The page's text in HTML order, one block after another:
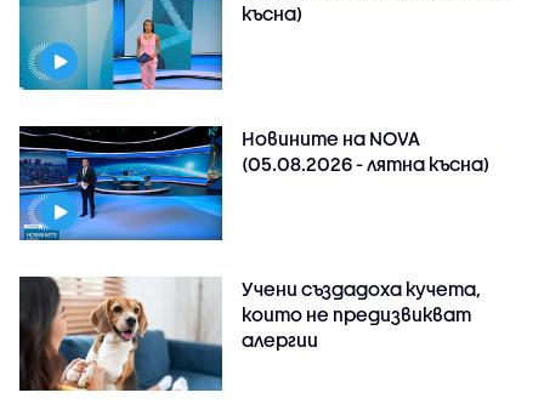
късна)
Новините на NOVA
(05.08.2026 - лятна късна)
Учени създадоха кучета,
които не предизвикват
алергии